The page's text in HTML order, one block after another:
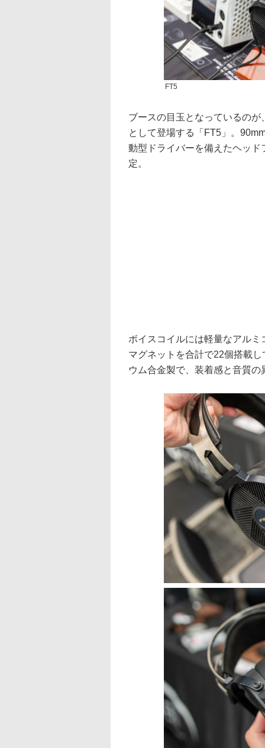
FT5
ブースの目玉となっているの
として登場する「FT5」。
動型ドライバーを備えたヘッ
定。
ボイスコイルには軽量なアル
マグネットを合計で22個搭載
ウム合金製で、装着感と音質